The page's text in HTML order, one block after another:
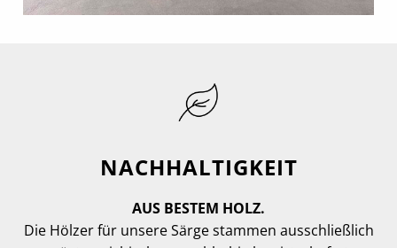
NACHHALTIGKEIT
AUS BESTEM HOLZ.
Die Hölzer für unsere Särge stammen ausschließlich